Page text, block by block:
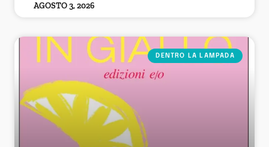
AGOSTO 3, 2026
DENTRO LA LAMPADA